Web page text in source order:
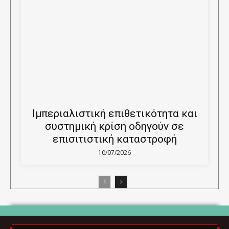
Ιμπεριαλιστική επιθετικότητα και
συστημική κρίση οδηγούν σε
επισιτιστική καταστροφή
10/07/2026